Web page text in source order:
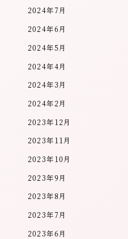
2024年7月
2024年6月
2024年5月
2024年4月
2024年3月
2024年2月
2023年12月
2023年11月
2023年10月
2023年9月
2023年8月
2023年7月
2023年6月